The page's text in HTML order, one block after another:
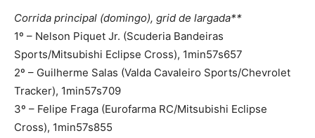
Corrida principal (domingo), grid de largada**
1º – Nelson Piquet Jr. (Scuderia Bandeiras
Sports/Mitsubishi Eclipse Cross), 1min57s657
2º – Guilherme Salas (Valda Cavaleiro Sports/Chevrolet
Tracker), 1min57s709
3º – Felipe Fraga (Eurofarma RC/Mitsubishi Eclipse
Cross), 1min57s855